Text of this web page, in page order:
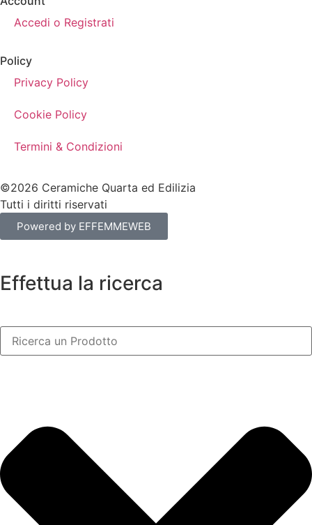
Accedi o Registrati
Policy
Privacy Policy
Cookie Policy
Termini & Condizioni
©2026 Ceramiche Quarta ed Edilizia
Tutti i diritti riservati
Powered by EFFEMMEWEB
Effettua la ricerca